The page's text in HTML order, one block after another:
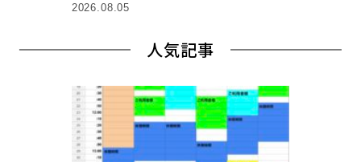
2026.08.05
人気記事